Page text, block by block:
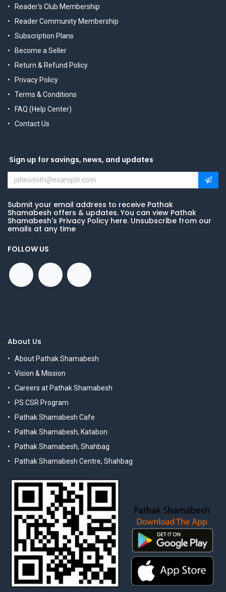
Reader's Club Membership
Reader Community Membership
Subscription Plans
Become a Seller
Return & Refund Policy
Privacy Policy
Terms & Conditions
FAQ (Help Center)
Contact Us
Sign up for savings, news, and updates
Submit your email address to receive Pathak
Shamabesh offers & updates. You can view Pathak
Shamabesh's Privacy Policy here. Unsubscribe from our
emails at any time
FOLLOW US
About Us
About Pathak Shamabesh
Vision & Mission
Careers at Pathak Shamabesh
PS CSR Program
Pathak Shamabesh Cafe
Pathak Shamabesh, Katabon
Pathak Shamabesh, Shahbag
Pathak Shamabesh Centre, Shahbag